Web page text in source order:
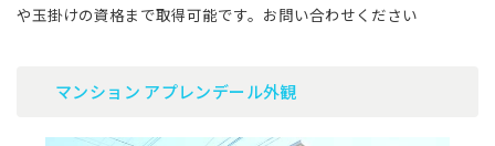
や玉掛けの資格まで取得可能です。お問い合わせください
マンション アプレンデール外観